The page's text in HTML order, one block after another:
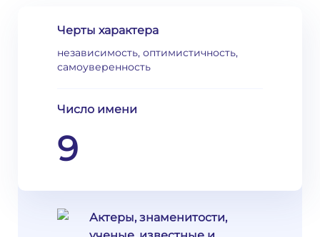
Черты характера
независимость, оптимистичность,
самоуверенность
Число имени
9
Актеры, знаменитости,